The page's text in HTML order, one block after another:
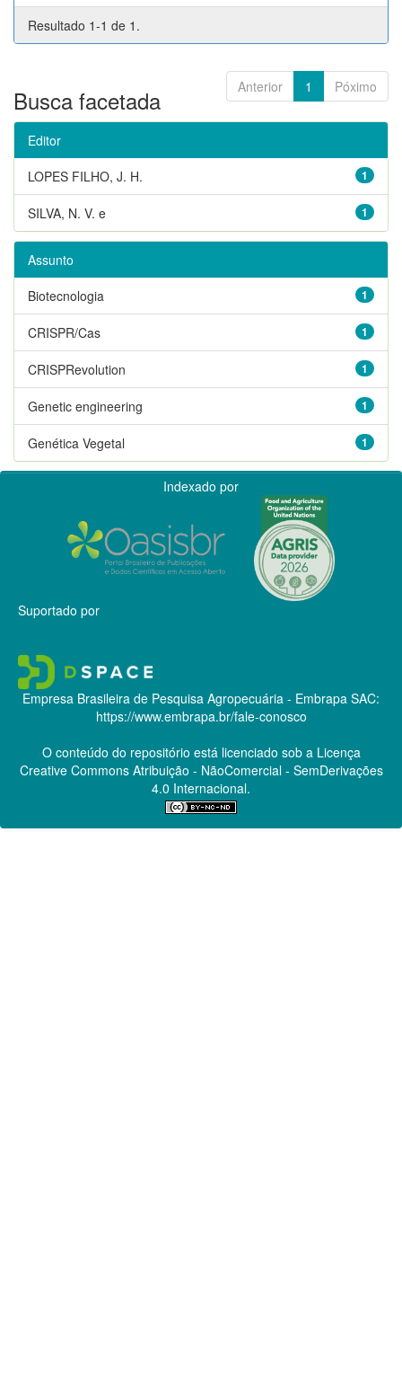
Resultado 1-1 de 1.
Anterior 1 Póximo
Busca facetada
Editor
1
LOPES FILHO, J. H.
1
SILVA, N. V. e
Assunto
1
Biotecnologia
1
CRISPR/Cas
1
CRISPRevolution
1
Genetic engineering
1
Genética Vegetal
Indexado por
Suportado por
Empresa Brasileira de Pesquisa Agropecuária - Embrapa SAC:
https://www.embrapa.br/fale-conosco
O conteúdo do repositório está licenciado sob a Licença
Creative CommonsAtribuição - NãoComercial - SemDerivações
4.0 Internacional.